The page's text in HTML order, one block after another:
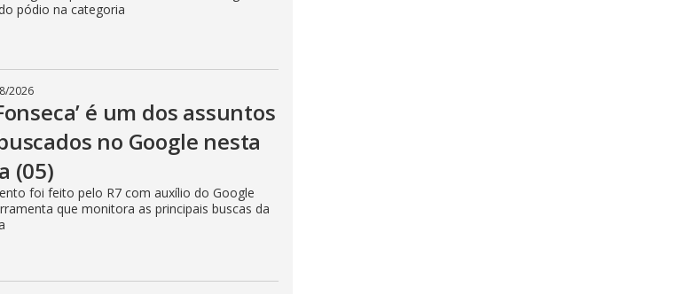
pódio na categoria
2026
é um dos assuntos
no Google nesta
(05)
foi feito pelo R7 com auxílio do Google
que monitora as principais buscas da